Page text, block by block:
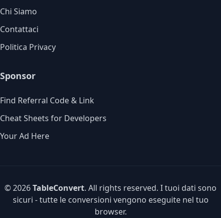
Chi Siamo
Contattaci
Politica Privacy
Sponsor
Find Referral Code & Link
Cheat Sheets for Developers
Your Ad Here
© 2026TableConvert. All rights reserved. I tuoi dati sono
sicuri - tutte le conversioni vengono eseguite nel tuo
browser.